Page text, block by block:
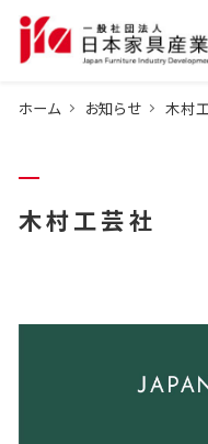
ホーム お知らせ 木村
木村工芸社